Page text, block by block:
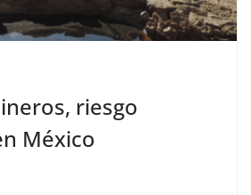
riesgo
México